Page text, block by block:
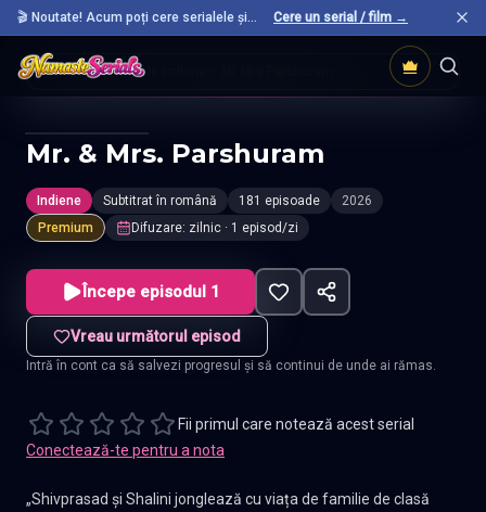
🎬 Noutate! Acum poți cere serialele și
filmele preferate care nu sunt încă pe site.
Cere un serial / film →
Acasă Seriale Indiene
Mr. & Mrs. Parshuram
Indiene Subtitrat în română 181 episoade
2026
Premium
Difuzare: zilnic · 1 episod/zi
Începe episodul 1
Vreau următorul episod
Intră în cont ca să salvezi progresul și să continui de unde ai rămas.
Fii primul care notează acest serial
Conectează-te pentru a nota
„Shivprasad și Shalini jonglează cu viața de familie de clasă